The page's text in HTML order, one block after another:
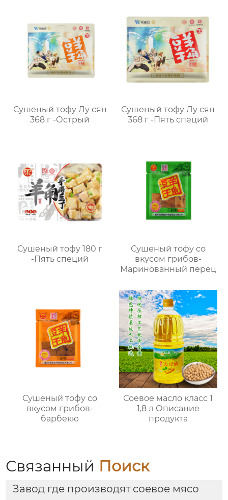
Сушеный тофу Лу сян
368 г -Острый
Сушеный тофу Лу сян
368 г -Пять специй
Сушеный тофу 180 г
-Пять специй
Сушеный тофу со
вкусом грибов-
Маринованный перец
Сушеный тофу со
вкусом грибов-
барбекю
Соевое масло класс 1
1,8 л Описание
продукта
Связанный Поиск
Завод где производят соевое мясо